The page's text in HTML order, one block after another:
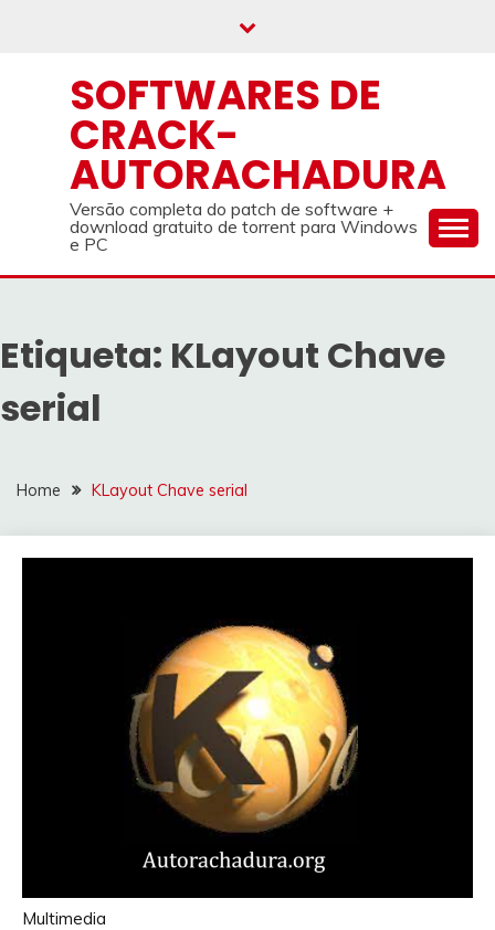
SOFTWARES DE
CRACK-
AUTORACHADURA
Versão completa do patch de software +
download gratuito de torrent para Windows
e PC
Etiqueta: KLayout Chave
serial
Home KLayout Chave serial
Multimedia